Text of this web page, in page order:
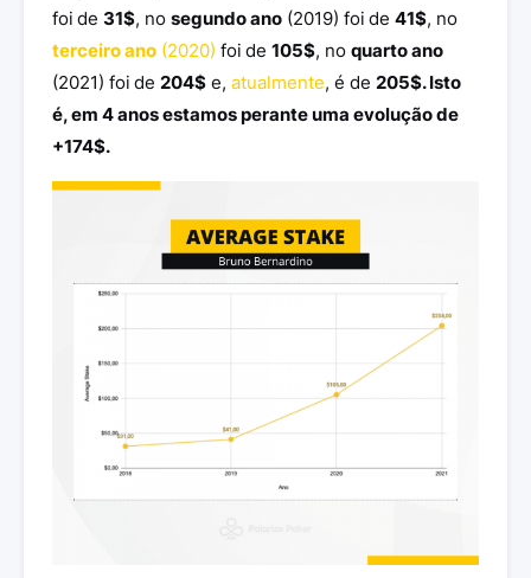
foi de 31$, no segundo ano (2019) foi de 41$, no
terceiro ano (2020) foi de 105$, no quarto ano
(2021) foi de 204$ e, atualmente, é de 205$. Isto
é, em 4 anos estamos perante uma evolução de
+174$.